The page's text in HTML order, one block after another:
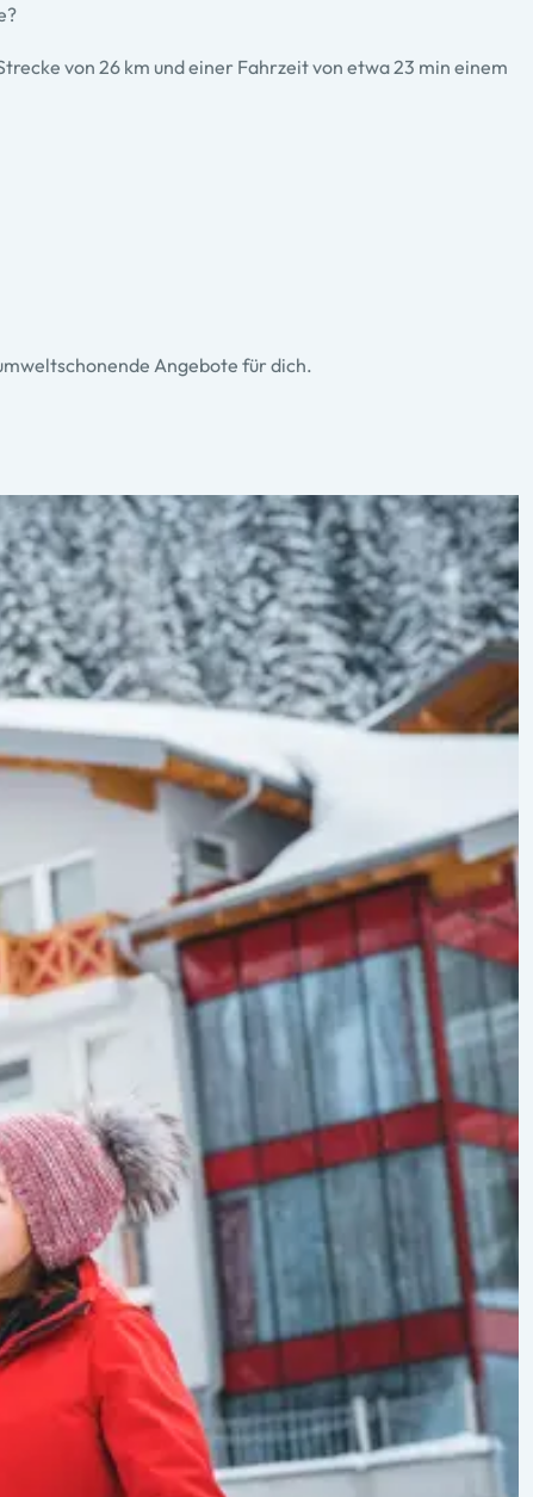
von 26 km und einer Fahrzeit von etwa 23 min einem
Angebote für dich.